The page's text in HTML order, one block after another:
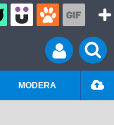
MODERA